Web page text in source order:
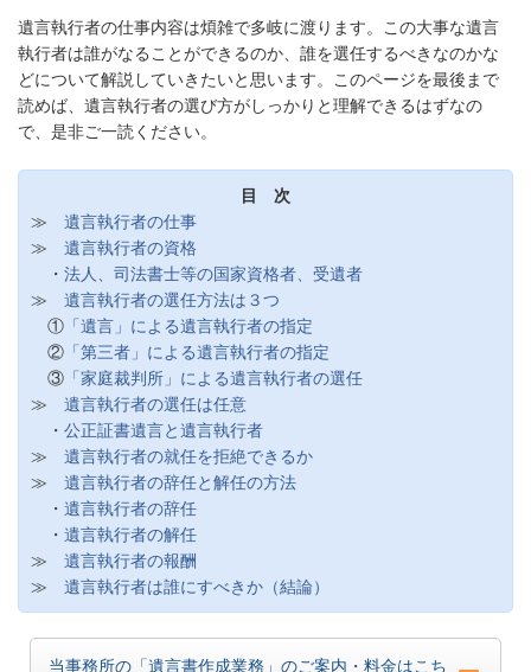
遺言執行者の仕事内容は煩雑で多岐に渡ります。この大事な遺言
執行者は誰がなることができるのか、誰を選任するべきなのかな
どについて解説していきたいと思います。このページを最後まで
読めば、遺言執行者の選び方がしっかりと理解できるはずなの
で、是非ご一読ください。
目 次
≫ 遺言執行者の仕事
≫ 遺言執行者の資格
・ 法人、司法書士等の国家資格者、受遺者
≫ 遺言執行者の選任方法は３つ
① 「遺言」による遺言執行者の指定
② 「第三者」による遺言執行者の指定
③ 「家庭裁判所」による遺言執行者の選任
≫ 遺言執行者の選任は任意
・ 公正証書遺言と遺言執行者
≫ 遺言執行者の就任を拒絶できるか
≫ 遺言執行者の辞任と解任の方法
・ 遺言執行者の辞任
・ 遺言執行者の解任
≫ 遺言執行者の報酬
≫ 遺言執行者は誰にすべきか（結論）
当事務所の「遺言書作成業務」のご案内・料金はこち